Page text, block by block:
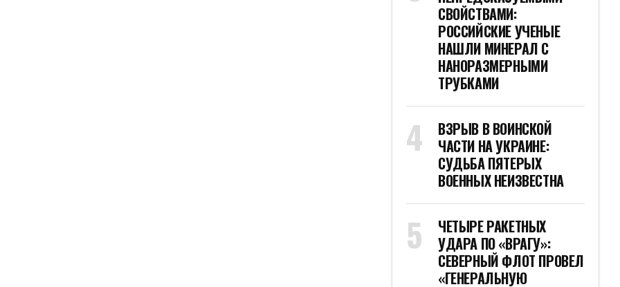
СВОЙСТВАМИ:
РОССИЙСКИЕ УЧЕНЫЕ
НАШЛИ МИНЕРАЛ С
НАНОРАЗМЕРНЫМИ
ТРУБКАМИ
ВЗРЫВ В ВОИНСКОЙ
ЧАСТИ НА УКРАИНЕ:
СУДЬБА ПЯТЕРЫХ
ВОЕННЫХ НЕИЗВЕСТНА
ЧЕТЫРЕ РАКЕТНЫХ
УДАРА ПО «ВРАГУ»:
СЕВЕРНЫЙ ФЛОТ ПРОВЕЛ
«ГЕНЕРАЛЬНУЮ